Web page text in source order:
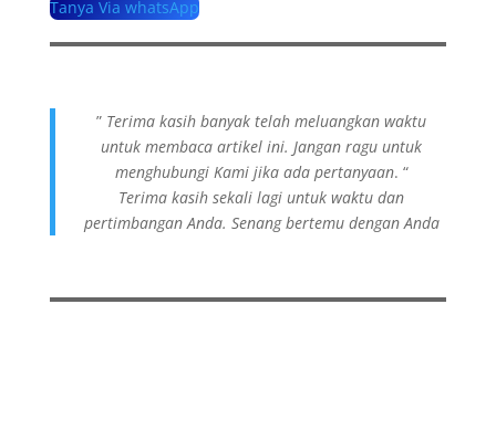
Tanya Via whatsApp
” Terima kasih banyak telah meluangkan waktu
untuk membaca artikel ini. Jangan ragu untuk
menghubungi Kami jika ada pertanyaan. “
Terima kasih sekali lagi untuk waktu dan
pertimbangan Anda. Senang bertemu dengan Anda